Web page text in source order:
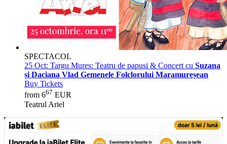
SPECTACOL
25 Oct: Targu Mures: Teatru de papusi & Concert cu Suzana
și Daciana Vlad Gemenele Folclorului Maramureșean
Buy Tickets
from 667 EUR
Teatrul Ariel